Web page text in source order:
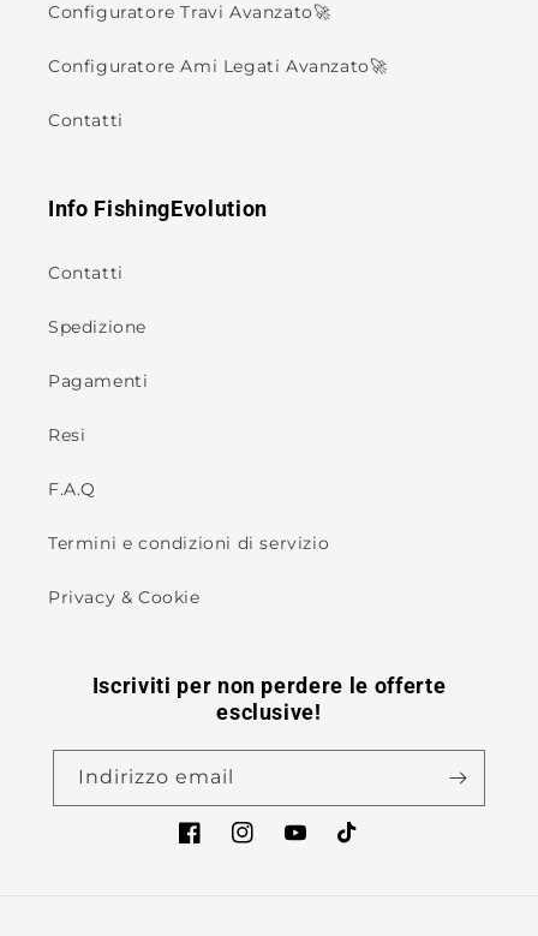
Configuratore Travi Avanzato🚀
Configuratore Ami Legati Avanzato🚀
Contatti
Info FishingEvolution
Contatti
Spedizione
Pagamenti
Resi
F.A.Q
Termini e condizioni di servizio
Privacy & Cookie
Iscriviti per non perdere le offerte
esclusive!
Indirizzo email
FacebookInstagramYouTubeTikTok